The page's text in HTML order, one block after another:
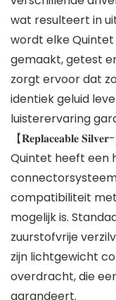
wat resulteert in
wordt elke
gemaakt, getest
zorgt ervoor dat
identiek geluid
luisterervaring
【𝐑𝐞𝐩𝐥𝐚𝐜𝐞𝐚𝐛𝐥𝐞
Quintet heeft een
compatibiliteit
mogelijk is.
zuurstofvrije
zijn lichtgewicht
overdracht, die
garandeert.